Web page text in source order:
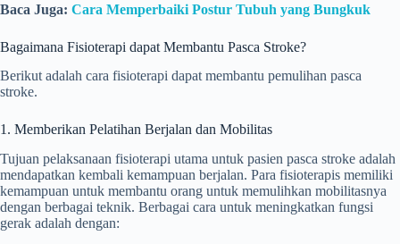
Baca Juga: Cara Memperbaiki Postur Tubuh yang Bungkuk
Bagaimana Fisioterapi dapat Membantu Pasca Stroke?
Berikut adalah cara fisioterapi dapat membantu pemulihan pasca
stroke.
1. Memberikan Pelatihan Berjalan dan Mobilitas
Tujuan pelaksanaan fisioterapi utama untuk pasien pasca stroke adalah
mendapatkan kembali kemampuan berjalan. Para fisioterapis memiliki
kemampuan untuk membantu orang untuk memulihkan mobilitasnya
dengan berbagai teknik. Berbagai cara untuk meningkatkan fungsi
gerak adalah dengan: